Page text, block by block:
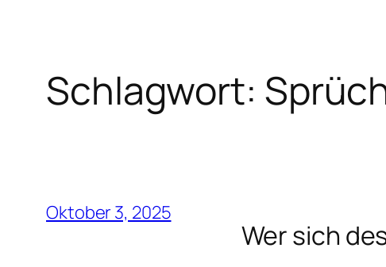
Schlagwort:
Oktober 3, 2025
Wer sich